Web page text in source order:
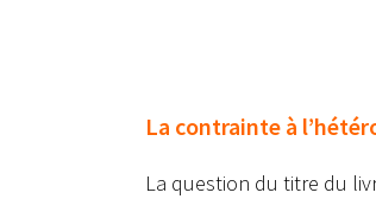
La contrainte à
La question du titre du